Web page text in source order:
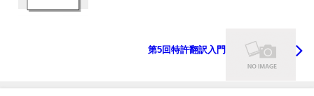
第5回特許翻訳入門